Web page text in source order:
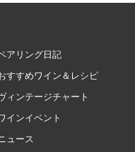
アリング日記
すすめワイン＆レシピ
ィンテージチャート
インイベント
ュース